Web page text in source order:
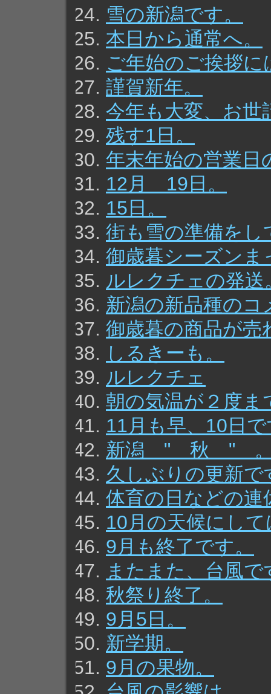
雪の新潟です。
本日から通常へ。
ご年始のご挨拶に
謹賀新年。
今年も大変、お世
残す1日。
年末年始の営業日
12月 19日。
15日。
街も雪の準備をし
御歳暮シーズンま
ルレクチェの発送
新潟の新品種のコ
御歳暮の商品が売
しるきーも。
ルレクチェ
朝の気温が２度
11月も早、10日
新潟 " 秋 "
久しぶりの更新で
体育の日などの連
10月の天候にし
9月も終了です。
またまた、台風で
秋祭り終了。
9月5日。
新学期。
9月の果物。